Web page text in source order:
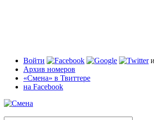
Войти
Архив номеров
«Смена» в Твиттере
на Facebook